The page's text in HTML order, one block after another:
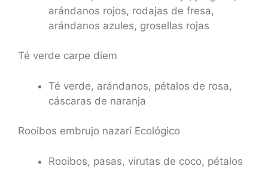
arándanos rojos, rodajas de fresa,
arándanos azules, grosellas rojas
Té verde carpe diem
Té verde, arándanos, pétalos de rosa,
cáscaras de naranja
Rooibos embrujo nazarí Ecológico
Rooibos, pasas, virutas de coco, pétalos